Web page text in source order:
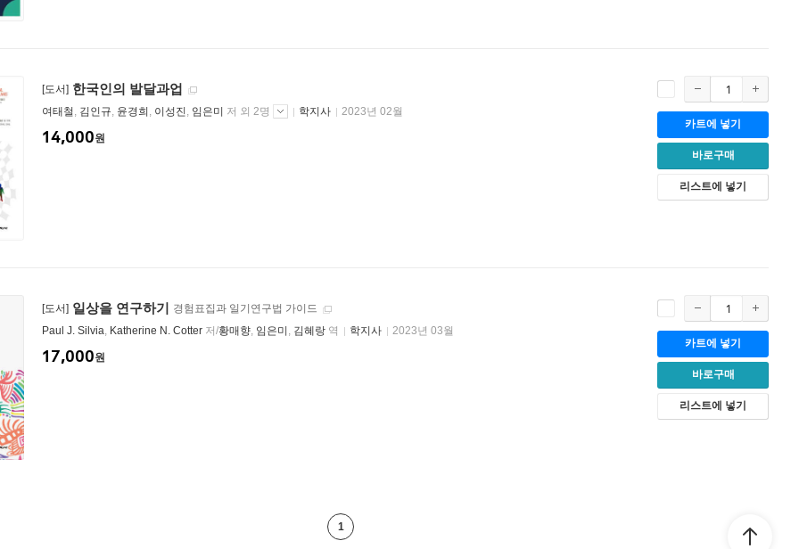
[도서] 한국인의 발달과업
여태철 , 김인규, 윤경희 , 이성진 , 임은미 저 외 2명 학지사 2023년 02월
14,000원
카트에 넣기
바로구매
리스트에 넣기
[도서] 일상을 연구하기 경험표집과 일기연구법 가이드
Paul J. Silvia, Katherine N. Cotter 저/황매향, 임은미 , 김혜랑 역 학지사 2023년 03월
17,000원
카트에 넣기
바로구매
리스트에 넣기
1